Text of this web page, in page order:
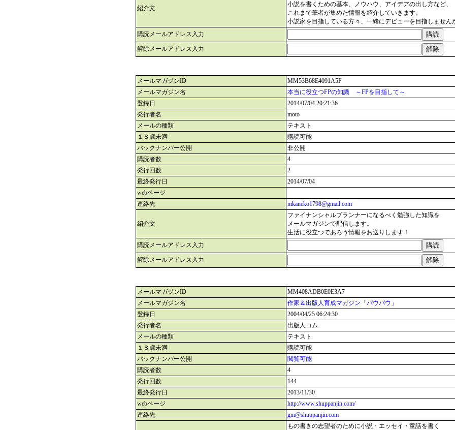
紹介文
小説を書くための基本、ノウハウ、アイデアの出し方など、
これまで筆者が集めた情報を紹介していきます。
小説家を目指している方々、一緒にデビューを目指しません
購読メールアドレス入力
解除メールアドレス入力
メールマガジンID
MM53B68E4091A5F
メールマガジン名
本当に役立つFPの知識 ～FPを目指して～
登録日
2014/07/04 20:21:36
発行者名
moto
メールの種類
テキスト
１８歳未満
購読可能
バックナンバー公開
非公開
購読者数
4
発行回数
2
最終発行日
2014/07/04
webページ
連絡先
mkaneko1798@gmail.com
紹介文
ファイナンシャルプランナーになるべく勉強した知識を
メールマガジンで配信します。
生活に役立つであろう情報をお送りします！
購読メールアドレス入力
解除メールアドレス入力
メールマガジンID
MM408ADB0E0E3A7
メールマガジン名
作家＆出版人育成マガジン「パウパウ」
登録日
2004/04/25 06:24:30
発行者名
出版人コム
メールの種類
テキスト
１８歳未満
購読可能
バックナンバー公開
閲覧可能
購読者数
4
発行回数
144
最終発行日
2013/11/30
webページ
http://www.shuppanjin.com/
連絡先
gm@shuppanjin.com
もの書きの志望者のために小説・エッセイ・童話を書く